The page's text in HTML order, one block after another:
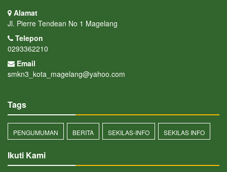
Alamat
Jl. Pierre Tendean No 1 Magelang
Telepon
0293362210
Email
smkn3_kota_magelang@yahoo.com
Tags
PENGUMUMAN BERITA SEKILAS-INFO SEKILAS INFO
Ikuti Kami